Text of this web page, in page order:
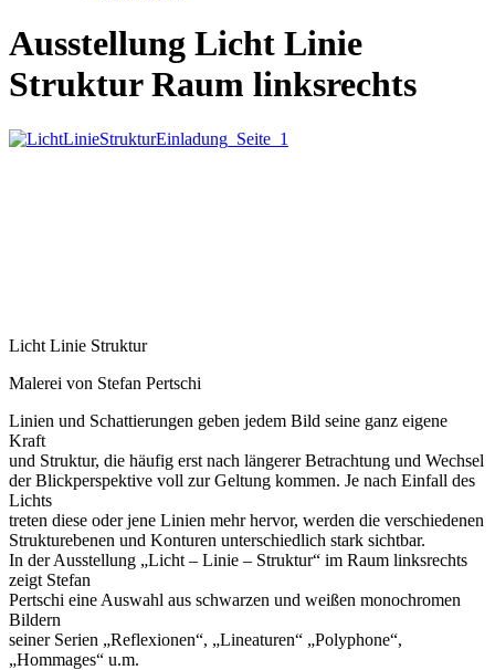
Ausstellung Licht Linie
Struktur Raum linksrechts
Licht Linie Struktur
Malerei von Stefan Pertschi
Linien und Schattierungen geben jedem Bild seine ganz eigene
Kraft
und Struktur, die häufig erst nach längerer Betrachtung und Wechsel
der Blickperspektive voll zur Geltung kommen. Je nach Einfall des
Lichts
treten diese oder jene Linien mehr hervor, werden die verschiedenen
Strukturebenen und Konturen unterschiedlich stark sichtbar.
In der Ausstellung „Licht – Linie – Struktur“ im Raum linksrechts
zeigt Stefan
Pertschi eine Auswahl aus schwarzen und weißen monochromen
Bildern
seiner Serien „Reflexionen“, „Lineaturen“ „Polyphone“,
„Hommages“ u.m.